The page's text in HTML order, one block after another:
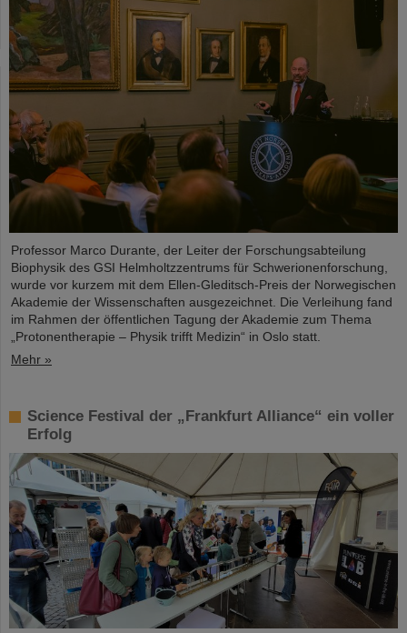
Professor Marco Durante, der Leiter der Forschungsabteilung
Biophysik des GSI Helmholtzzentrums für Schwerionenforschung,
wurde vor kurzem mit dem Ellen-Gleditsch-Preis der Norwegischen
Akademie der Wissenschaften ausgezeichnet. Die Verleihung fand
im Rahmen der öffentlichen Tagung der Akademie zum Thema
„Protonentherapie – Physik trifft Medizin“ in Oslo statt.
Mehr »
Science Festival der „Frankfurt Alliance“ ein voller
Erfolg